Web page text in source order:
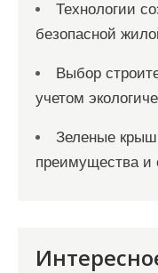
Технологии
безопасной
Выбор
учетом
Зеленые
преимущества и